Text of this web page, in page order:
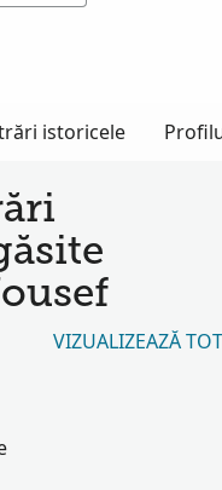
istoricele
VIZUALIZEAZĂ